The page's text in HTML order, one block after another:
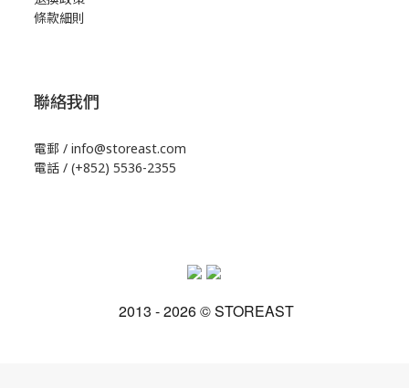
條款細則
聯絡我們
電郵 / info@storeast.com
電話 / (+852) 5536-2355
2013 - 2026 © STOREAST